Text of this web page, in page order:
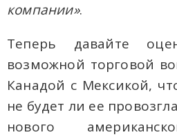
компании».
Теперь давайте
возможной торговой
Канадой с Мексикой,
не будет ли ее
нового